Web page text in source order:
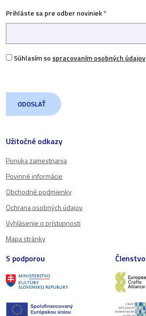
Užitočné odkazy
Ponuka zamestnania
Povinné informácie
Obchodné podmienky
Ochrana osobných údajov
Vyhlásenie o prístupnosti
Mapa stránky
Prihláste sa pre odber noviniek*
Súhlasím so spracovaním osobných údajov
S podporou Členstvo